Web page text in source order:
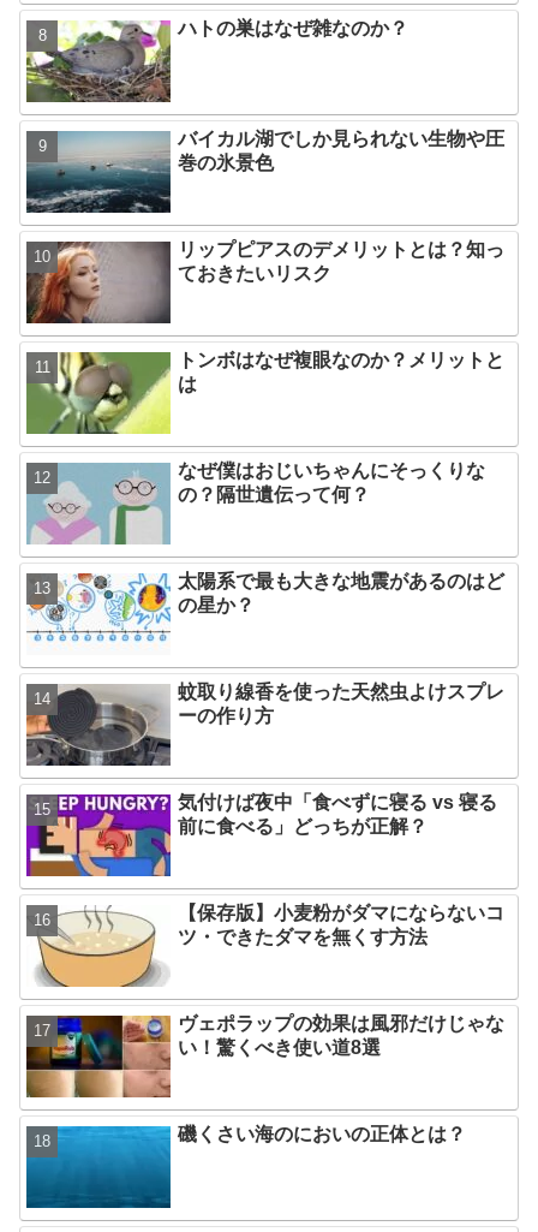
ハトの巣はなぜ雑なのか？
バイカル湖でしか見られない生物や圧
巻の氷景色
リップピアスのデメリットとは？知っ
ておきたいリスク
トンボはなぜ複眼なのか？メリットと
は
なぜ僕はおじいちゃんにそっくりな
の？隔世遺伝って何？
太陽系で最も大きな地震があるのはど
の星か？
蚊取り線香を使った天然虫よけスプレ
ーの作り方
気付けば夜中「食べずに寝る vs 寝る
前に食べる」どっちが正解？
【保存版】小麦粉がダマにならないコ
ツ・できたダマを無くす方法
ヴェポラップの効果は風邪だけじゃな
い！驚くべき使い道8選
磯くさい海のにおいの正体とは？